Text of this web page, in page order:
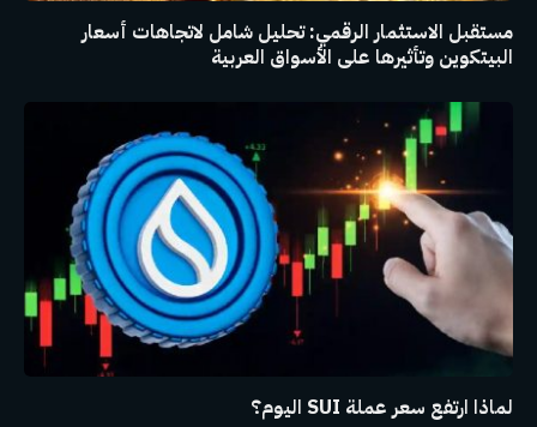
مستقبل الاستثمار الرقمي: تحليل شامل لاتجاهات أسعار
البيتكوين وتأثيرها على الأسواق العربية
لماذا ارتفع سعر عملة SUI اليوم؟